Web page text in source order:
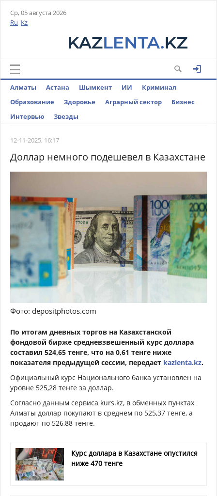
Ср, 05 августа 2026
Ru Kz
Алматы Астана Шымкент ИИ
Криминал
Образование
Здоровье Аграрный сектор
Бизнес
Интервью
Звезды
12-11-2025, 16:17
Доллар немного подешевел в Казахстане
Фото: depositphotos.com
По итогам дневных торгов на Казахстанской
фондовой бирже средневзвешенный курс доллара
составил 524,65 тенге, что на 0,61 тенге ниже
показателя предыдущей сессии, передает kazlenta.kz.
Официальный курс Национального банка установлен на
уровне 525,28 тенге за доллар.
Согласно данным сервиса kurs.kz, в обменных пунктах
Алматы доллар покупают в среднем по 525,37 тенге, а
продают по 526,88 тенге.
Курс доллара в Казахстане опустился
ниже 470 тенге